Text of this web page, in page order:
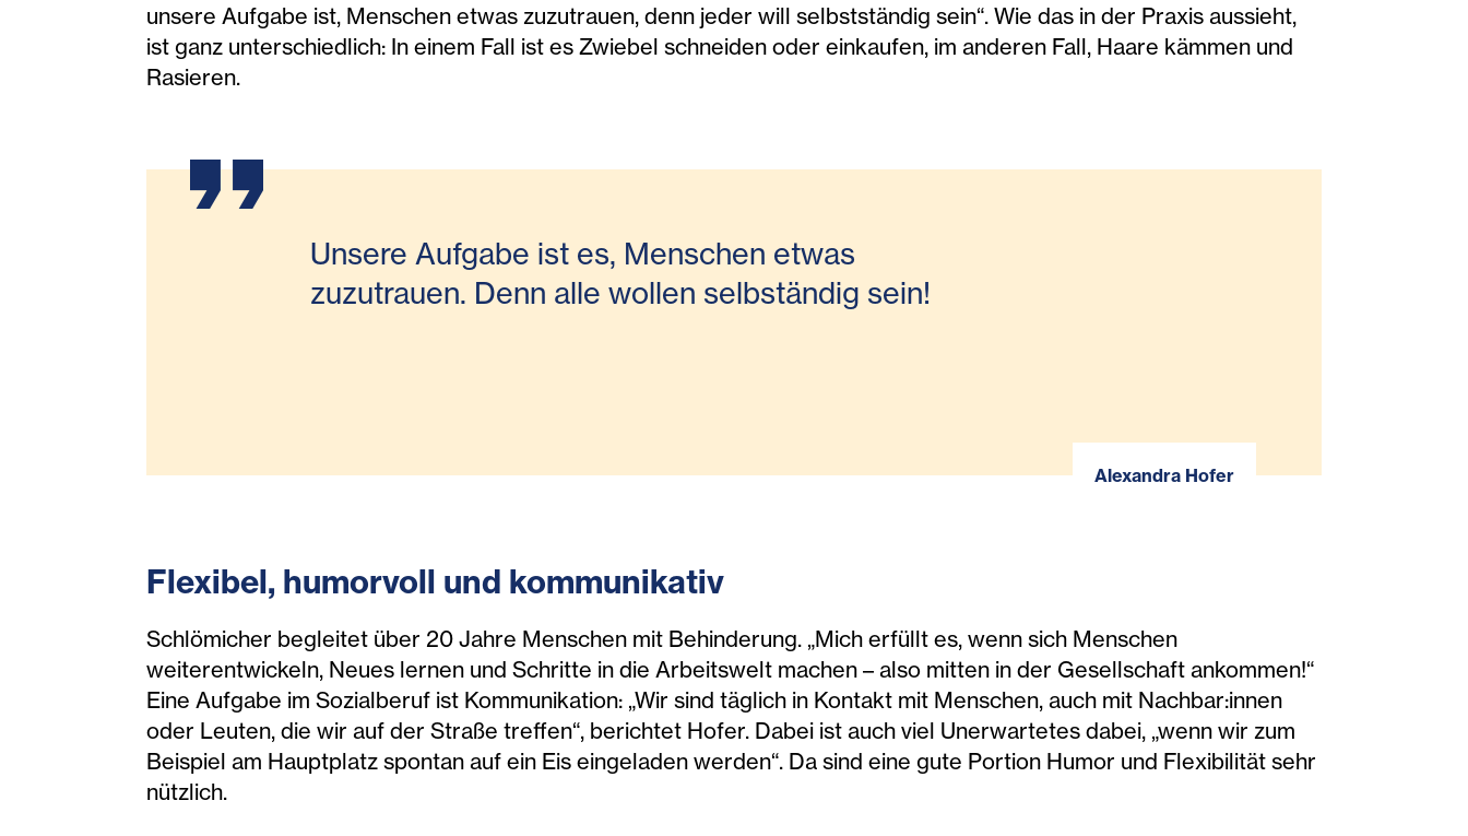
unsere Aufgabe ist, Menschen etwas zuzutrauen, denn jeder will selbstständig sein“. Wie das in der Praxis aussieht,
ist ganz unterschiedlich: In einem Fall ist es Zwiebel schneiden oder einkaufen, im anderen Fall, Haare kämmen und
Rasieren.
Unsere Aufgabe ist es, Menschen etwas
zuzutrauen. Denn alle wollen selbständig sein!
Alexandra Hofer
Flexibel, humorvoll und kommunikativ
Schlömicher begleitet über 20 Jahre Menschen mit Behinderung. „Mich erfüllt es, wenn sich Menschen
weiterentwickeln, Neues lernen und Schritte in die Arbeitswelt machen – also mitten in der Gesellschaft ankommen!“
Eine Aufgabe im Sozialberuf ist Kommunikation: „Wir sind täglich in Kontakt mit Menschen, auch mit Nachbar:innen
oder Leuten, die wir auf der Straße treffen“, berichtet Hofer. Dabei ist auch viel Unerwartetes dabei, „wenn wir zum
Beispiel am Hauptplatz spontan auf ein Eis eingeladen werden“. Da sind eine gute Portion Humor und Flexibilität sehr
nützlich.